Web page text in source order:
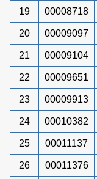
19 00008718
20 00009097
21 00009104
22 00009651
23 00009913
24 00010382
25 00011137
26 00011376